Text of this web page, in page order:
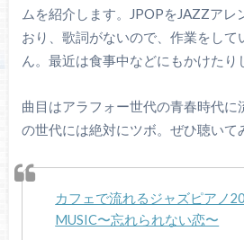
ムを紹介します。JPOPをJAZZアレ
おり、歌詞がないので、作業をして
ん。最近は食事中などにもかけたり
曲目はアラフォー世代の青春時代に
の世代には絶対にツボ。ぜひ聴いて
カフェで流れるジャズピアノ
MUSIC〜忘れられない恋〜